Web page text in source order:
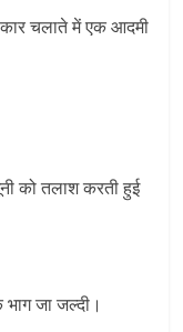
चलाते में एक आदमी
को तलाश करती हुई
जा जल्दी।